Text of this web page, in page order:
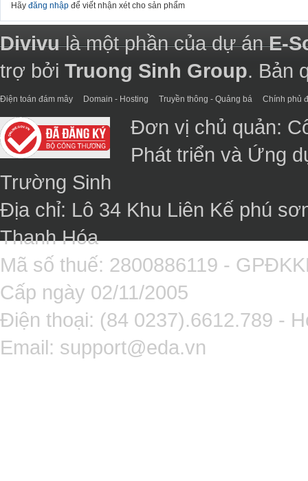
Hãy đăng nhập để viết nhận xét cho sản phẩm
Divivulà một phần của dự ánE-
trợ bởi Truong Sinh Group. Bản
Điện toán đám mây Domain - Hosting Truyền thông - Quảng bá Chính phủ
Đơn vị chủ quản:
Phát triển và Ứng
Trường Sinh
Địa chỉ: Lô 34 Khu Liên Kế phú
Thanh Hóa
Mã số thuế: 2800886119 -
Cấp ngày 02/11/2005
Điện thoại: (84 0237).6612.789 -
Email: support@eda.vn